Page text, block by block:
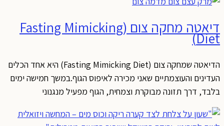
דיאטה מחקה צום (Fasting Mimicking
Diet)
הדיאטה שמחקה צום (Fasting Mimicking Diet) היא אחד הכלים
העדינים והעוצמתיים שאני מכירה לאיפוס הגוף.במשך חמישה ימים
בלבד, דרך תזונה מבוקרת וצמחית, הגוף מפעיל מנגנוני